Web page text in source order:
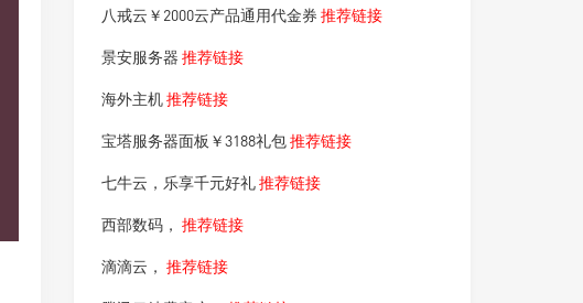
八戒云￥2000云产品通用代金券推荐链接
景安服务器推荐链接
海外主机推荐链接
宝塔服务器面板￥3188礼包推荐链接
七牛云，乐享千元好礼推荐链接
西部数码，推荐链接
滴滴云，推荐链接